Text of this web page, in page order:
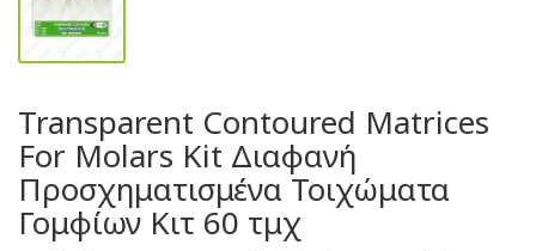
Transparent Contoured Matrices
For Molars Kit Διαφανή
Προσχηματισμένα Τοιχώματα
Γομφίων Κιτ 60 τμχ